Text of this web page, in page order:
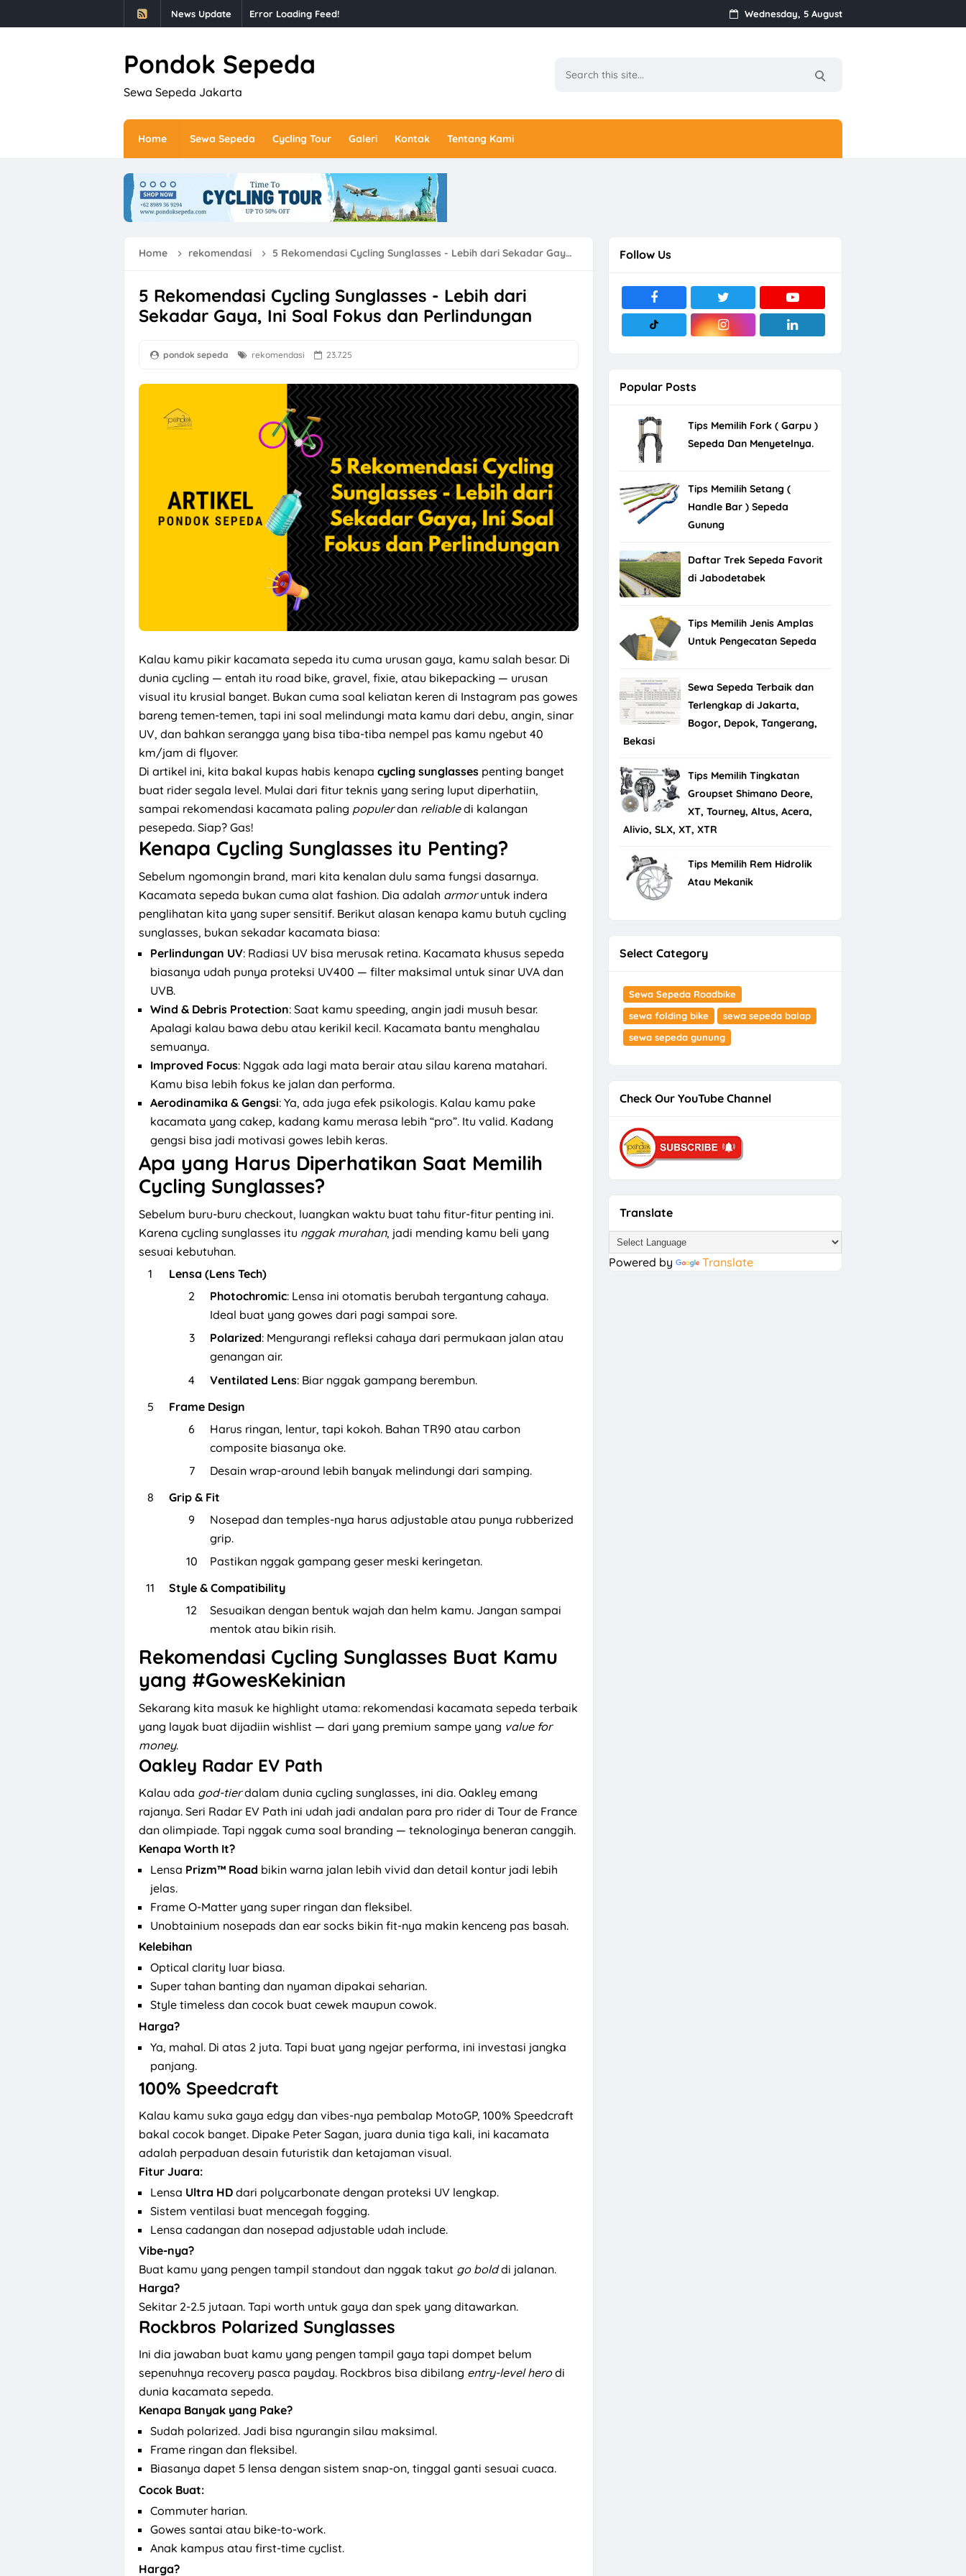
News Update Error Loading Feed! Wednesday, 5 August
Pondok Sepeda
Sewa Sepeda Jakarta
Home Sewa Sepeda Cycling Tour Galeri Kontak Tentang Kami
Home rekomendasi 5 Rekomendasi Cycling Sunglasses - Lebih dari Sekadar Gaya, Ini Soal Fokus dan Perlindungan
5 Rekomendasi Cycling Sunglasses - Lebih dari
Sekadar Gaya, Ini Soal Fokus dan Perlindungan
pondok sepeda rekomendasi 23.7.25
Kalau kamu pikir kacamata sepeda itu cuma urusan gaya, kamu salah besar. Di
dunia cycling — entah itu road bike, gravel, fixie, atau bikepacking — urusan
visual itu krusial banget. Bukan cuma soal keliatan keren di Instagram pas gowes
bareng temen-temen, tapi ini soal melindungi mata kamu dari debu, angin, sinar
UV, dan bahkan serangga yang bisa tiba-tiba nempel pas kamu ngebut 40
km/jam di flyover.
Di artikel ini, kita bakal kupas habis kenapa cycling sunglasses penting banget
buat rider segala level. Mulai dari fitur teknis yang sering luput diperhatiin,
sampai rekomendasi kacamata paling populerdan reliabledi kalangan
pesepeda. Siap? Gas!
Kenapa Cycling Sunglasses itu Penting?
Sebelum ngomongin brand, mari kita kenalan dulu sama fungsi dasarnya.
Kacamata sepeda bukan cuma alat fashion. Dia adalah armoruntuk indera
penglihatan kita yang super sensitif. Berikut alasan kenapa kamu butuh cycling
sunglasses, bukan sekadar kacamata biasa:
Perlindungan UV: Radiasi UV bisa merusak retina. Kacamata khusus sepeda
biasanya udah punya proteksi UV400 — filter maksimal untuk sinar UVA dan
UVB.
Wind & Debris Protection: Saat kamu speeding, angin jadi musuh besar.
Apalagi kalau bawa debu atau kerikil kecil. Kacamata bantu menghalau
semuanya.
Improved Focus: Nggak ada lagi mata berair atau silau karena matahari.
Kamu bisa lebih fokus ke jalan dan performa.
Aerodinamika & Gengsi: Ya, ada juga efek psikologis. Kalau kamu pake
kacamata yang cakep, kadang kamu merasa lebih “pro”. Itu valid. Kadang
gengsi bisa jadi motivasi gowes lebih keras.
Apa yang Harus Diperhatikan Saat Memilih
Cycling Sunglasses?
Sebelum buru-buru checkout, luangkan waktu buat tahu fitur-fitur penting ini.
Karena cycling sunglasses itu nggak murahan, jadi mending kamu beli yang
sesuai kebutuhan.
Lensa (Lens Tech)
Photochromic: Lensa ini otomatis berubah tergantung cahaya.
Ideal buat yang gowes dari pagi sampai sore.
Polarized: Mengurangi refleksi cahaya dari permukaan jalan atau
genangan air.
Ventilated Lens: Biar nggak gampang berembun.
Frame Design
Harus ringan, lentur, tapi kokoh. Bahan TR90 atau carbon
composite biasanya oke.
Desain wrap-around lebih banyak melindungi dari samping.
Grip & Fit
Nosepad dan temples-nya harus adjustable atau punya rubberized
grip.
Pastikan nggak gampang geser meski keringetan.
Style & Compatibility
Sesuaikan dengan bentuk wajah dan helm kamu. Jangan sampai
mentok atau bikin risih.
Rekomendasi Cycling Sunglasses Buat Kamu
yang #GowesKekinian
Sekarang kita masuk ke highlight utama: rekomendasi kacamata sepeda terbaik
yang layak buat dijadiin wishlist — dari yang premium sampe yang value for
money.
Oakley Radar EV Path
Kalau ada god-tierdalam dunia cycling sunglasses, ini dia. Oakley emang
rajanya. Seri Radar EV Path ini udah jadi andalan para pro rider di Tour de France
dan olimpiade. Tapi nggak cuma soal branding — teknologinya beneran canggih.
Kenapa Worth It?
Lensa Prizm™ Road bikin warna jalan lebih vivid dan detail kontur jadi lebih
jelas.
Frame O-Matter yang super ringan dan fleksibel.
Unobtainium nosepads dan ear socks bikin fit-nya makin kenceng pas basah.
Kelebihan
Optical clarity luar biasa.
Super tahan banting dan nyaman dipakai seharian.
Style timeless dan cocok buat cewek maupun cowok.
Harga?
Ya, mahal. Di atas 2 juta. Tapi buat yang ngejar performa, ini investasi jangka
panjang.
100% Speedcraft
Kalau kamu suka gaya edgy dan vibes-nya pembalap MotoGP, 100% Speedcraft
bakal cocok banget. Dipake Peter Sagan, juara dunia tiga kali, ini kacamata
adalah perpaduan desain futuristik dan ketajaman visual.
Fitur Juara:
Lensa Ultra HD dari polycarbonate dengan proteksi UV lengkap.
Sistem ventilasi buat mencegah fogging.
Lensa cadangan dan nosepad adjustable udah include.
Vibe-nya?
Buat kamu yang pengen tampil standout dan nggak takut go bolddi jalanan.
Harga?
Sekitar 2-2.5 jutaan. Tapi worth untuk gaya dan spek yang ditawarkan.
Rockbros Polarized Sunglasses
Ini dia jawaban buat kamu yang pengen tampil gaya tapi dompet belum
sepenuhnya recovery pasca payday. Rockbros bisa dibilang entry-level herodi
dunia kacamata sepeda.
Kenapa Banyak yang Pake?
Sudah polarized. Jadi bisa ngurangin silau maksimal.
Frame ringan dan fleksibel.
Biasanya dapet 5 lensa dengan sistem snap-on, tinggal ganti sesuai cuaca.
Cocok Buat:
Commuter harian.
Gowes santai atau bike-to-work.
Anak kampus atau first-time cyclist.
Harga?
Follow Us
Popular Posts
Tips Memilih Fork ( Garpu )
Sepeda Dan Menyetelnya.
Tips Memilih Setang (
Handle Bar ) Sepeda
Gunung
Daftar Trek Sepeda Favorit
di Jabodetabek
Tips Memilih Jenis Amplas
Untuk Pengecatan Sepeda
Sewa Sepeda Terbaik dan
Terlengkap di Jakarta,
Bogor, Depok, Tangerang,
Bekasi
Tips Memilih Tingkatan
Groupset Shimano Deore,
XT, Tourney, Altus, Acera,
Alivio, SLX, XT, XTR
Tips Memilih Rem Hidrolik
Atau Mekanik
Select Category
Sewa Sepeda Roadbike
sewa folding bike
sewa sepeda balap
sewa sepeda gunung
Check Our YouTube Channel
Translate
Powered by Translate